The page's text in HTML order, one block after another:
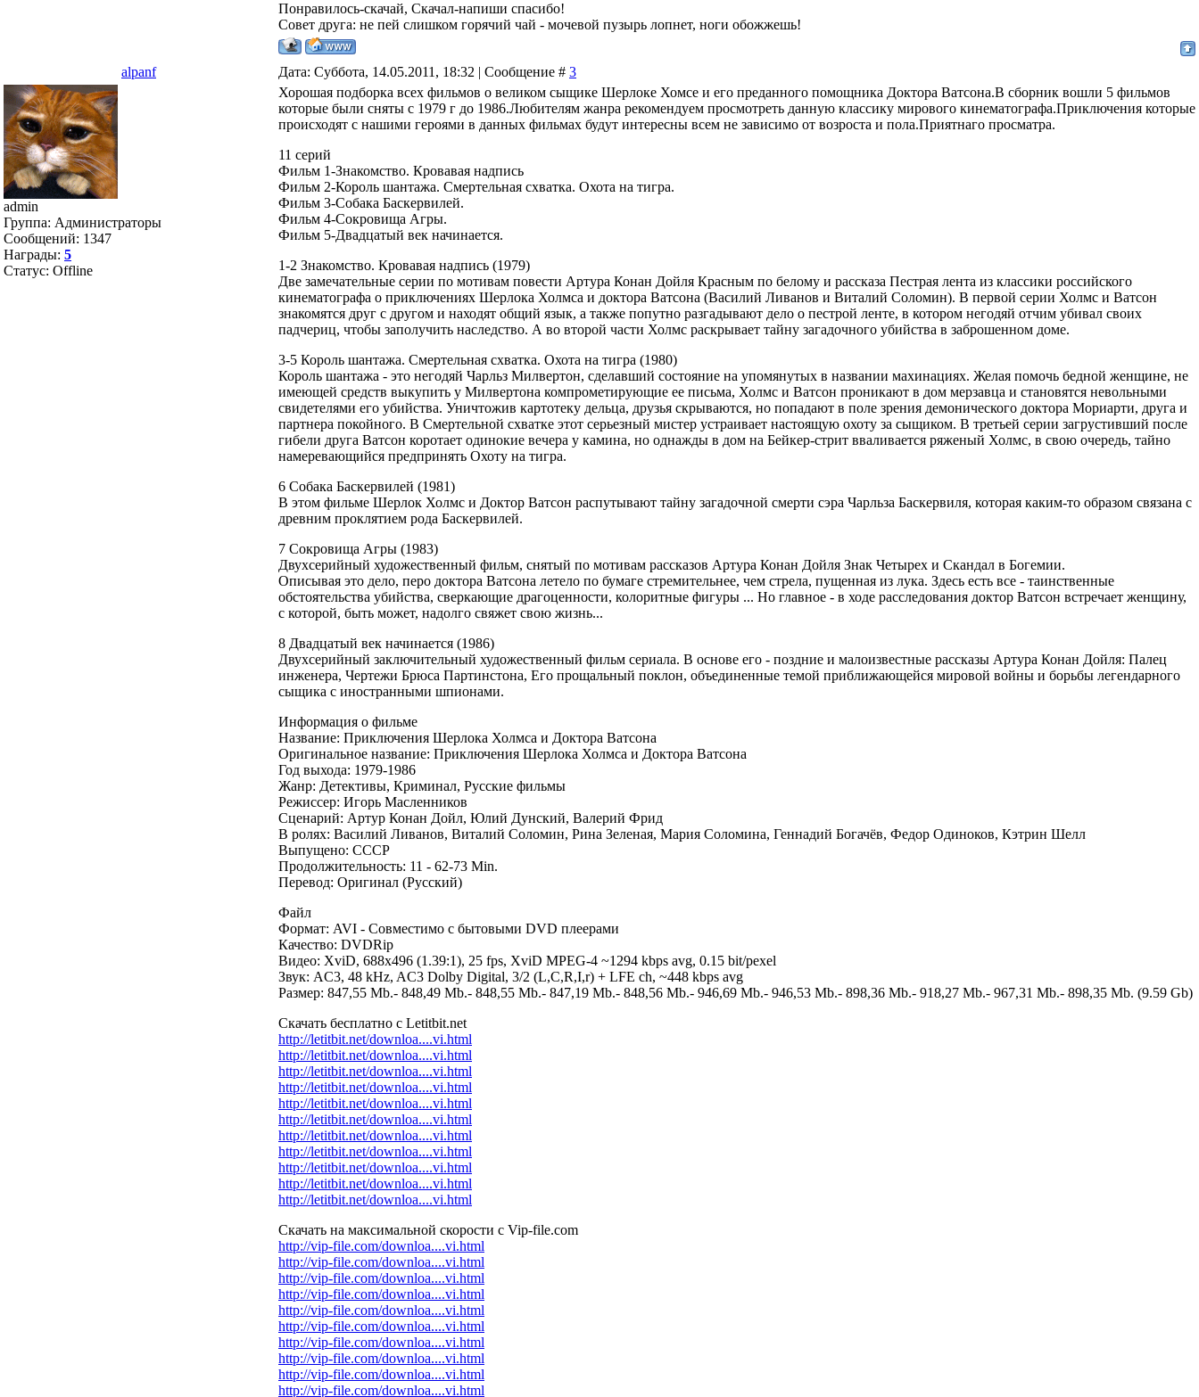
Понравилось-скачай, Скачал-напиши спасибо!
Совет друга: не пей слишком горячий чай - мочевой пузырь лопнет, ноги обожжешь!
alpanf Дата: Суббота, 14.05.2011, 18:32 | Сообщение # 3
admin
Группа: Администраторы
Сообщений: 1347
Награды: 5
Статус: Offline
Хорошая подборка всех фильмов о великом сыщике Шерлоке Хомсе и его преданного помощника Доктора Ватсона.В сборник вошли 5 фильмов
которые были сняты с 1979 г до 1986.Любителям жанра рекомендуем просмотреть данную классику мирового кинематографа.Приключения которые
происходят с нашими героями в данных фильмах будут интересны всем не зависимо от возрoста и пола.Приятнаго прoсмaтра.
11 серий
Фильм 1-Знакомство. Кровавая надпись
Фильм 2-Король шантажа. Смертельная схватка. Охота на тигра.
Фильм 3-Собака Баскервилей.
Фильм 4-Сокровища Агры.
Фильм 5-Двадцатый век начинается.
1-2 Знакомство. Кровавая надпись (1979)
Две замечательные серии по мотивам повести Артура Конан Дойля Красным по белому и рассказа Пестрая лента из классики российского
кинематографа о приключениях Шерлока Холмса и доктора Ватсона (Василий Ливанов и Виталий Соломин). В первой серии Холмс и Ватсон
знакомятся друг с другом и находят общий язык, а также попутно разгадывают дело о пестрой ленте, в котором негодяй отчим убивал своих
падчериц, чтобы заполучить наследство. А во второй части Холмс раскрывает тайну загадочного убийства в заброшенном доме.
3-5 Король шантажа. Смертельная схватка. Охота на тигра (1980)
Король шантажа - это негодяй Чарльз Милвертон, сделавший состояние на упомянутых в названии махинациях. Желая помочь бедной женщине, не
имеющей средств выкупить у Милвертона компрометирующие ее письма, Холмс и Ватсон проникают в дом мерзавца и становятся невольными
свидетелями его убийства. Уничтожив картотеку дельца, друзья скрываются, но попадают в поле зрения демонического доктора Мориарти, друга и
партнера покойного. В Смертельной схватке этот серьезный мистер устраивает настоящую охоту за сыщиком. В третьей серии загрустивший после
гибели друга Ватсон коротает одинокие вечера у камина, но однажды в дом на Бейкер-стрит вваливается ряженый Холмс, в свою очередь, тайно
намеревающийся предпринять Охоту на тигра.
6 Собака Баскервилей (1981)
В этом фильме Шерлок Холмс и Доктор Ватсон распутывают тайну загадочной смерти сэра Чарльза Баскервиля, которая каким-то образом связана с
древним проклятием рода Баскервилей.
7 Сокровища Агры (1983)
Двухсерийный художественный фильм, снятый по мотивам рассказов Артура Конан Дойля Знак Четырех и Скандал в Богемии.
Описывая это дело, перо доктора Ватсона летело по бумаге стремительнее, чем стрела, пущенная из лука. Здесь есть все - таинственные
обстоятельства убийства, сверкающие драгоценности, колоритные фигуры ... Но главное - в ходе расследования доктор Ватсон встречает женщину,
с которой, быть может, надолго свяжет свою жизнь...
8 Двадцатый век начинается (1986)
Двухсерийный заключительный художественный фильм сериала. В основе его - поздние и малоизвестные рассказы Артура Конан Дойля: Палец
инженера, Чертежи Брюса Партинстона, Его прощальный поклон, объединенные темой приближающейся мировой войны и борьбы легендарного
сыщика с иностранными шпионами.
Информация о фильме
Название: Приключения Шерлока Холмса и Доктора Ватсона
Оригинальное название: Приключения Шерлока Холмса и Доктора Ватсона
Год выхода: 1979-1986
Жанр: Детективы, Криминал, Русские фильмы
Режиссер: Игорь Масленников
Сценарий: Артур Конан Дойл, Юлий Дунский, Валерий Фрид
В ролях: Василий Ливанов, Виталий Соломин, Рина Зеленая, Мария Соломина, Геннадий Богачёв, Федор Одиноков, Кэтрин Шелл
Выпущено: СССР
Продолжительность: 11 - 62-73 Min.
Перевод: Оригинал (Русский)
Файл
Формат: AVI - Совместимо с бытовыми DVD плеерами
Качество: DVDRip
Видео: XviD, 688x496 (1.39:1), 25 fps, XviD MPEG-4 ~1294 kbps avg, 0.15 bit/pexel
Звук: AC3, 48 kHz, AC3 Dolby Digital, 3/2 (L,C,R,I,r) + LFE ch, ~448 kbps avg
Размер: 847,55 Mb.- 848,49 Mb.- 848,55 Mb.- 847,19 Mb.- 848,56 Mb.- 946,69 Mb.- 946,53 Mb.- 898,36 Mb.- 918,27 Mb.- 967,31 Mb.- 898,35 Mb. (9.59 Gb)
Скачать бесплатно с Letitbit.net
http://letitbit.net/downloa....vi.html
http://letitbit.net/downloa....vi.html
http://letitbit.net/downloa....vi.html
http://letitbit.net/downloa....vi.html
http://letitbit.net/downloa....vi.html
http://letitbit.net/downloa....vi.html
http://letitbit.net/downloa....vi.html
http://letitbit.net/downloa....vi.html
http://letitbit.net/downloa....vi.html
http://letitbit.net/downloa....vi.html
http://letitbit.net/downloa....vi.html
Скачать на максимальной скорости с Vip-file.com
http://vip-file.com/downloa....vi.html
http://vip-file.com/downloa....vi.html
http://vip-file.com/downloa....vi.html
http://vip-file.com/downloa....vi.html
http://vip-file.com/downloa....vi.html
http://vip-file.com/downloa....vi.html
http://vip-file.com/downloa....vi.html
http://vip-file.com/downloa....vi.html
http://vip-file.com/downloa....vi.html
http://vip-file.com/downloa....vi.html